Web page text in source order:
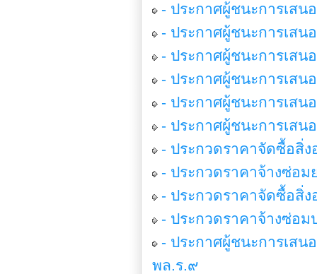
- ประกาศผู้ชนะการเสน
- ประกาศผู้ชนะการเสน
- ประกาศผู้ชนะการเสน
- ประกาศผู้ชนะการเสน
- ประกาศผู้ชนะการเส
- ประกาศผู้ชนะการเส
- ประกวดราคาจัดซื้อสิ่
- ประกวดราคาจ้างซ่อ
- ประกวดราคาจัดซื้อสิ่
- ประกวดราคาจ้างซ่อม
- ประกาศผู้ชนะการเส
พล.ร.๙